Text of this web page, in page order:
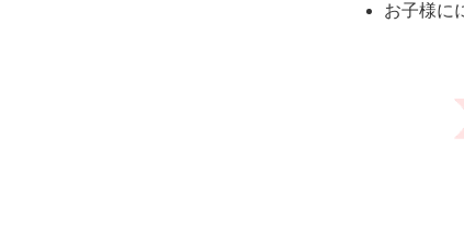
お子様に